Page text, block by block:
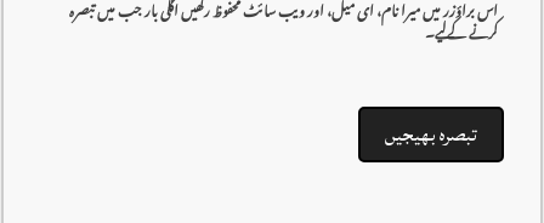
اس براؤزر میں میرا نام، ای میل، اور ویب سائٹ محفوظ رکھیں اگلی بار جب میں تبصرہ
کرنے کےلیے۔